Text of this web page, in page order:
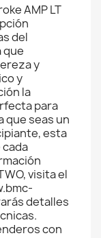
AMP LT
del
que
y
y
la
para
que seas un
esta
visita el
detalles
con